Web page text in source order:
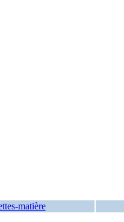
matière